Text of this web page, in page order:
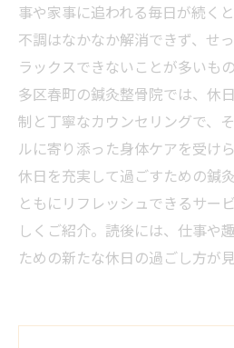
事や家事に追われる毎日が続く
不調はなかなか解消できず、せ
ラックスできないことが多いも
多区春町の鍼灸整骨院では、休
制と丁寧なカウンセリングで、
ルに寄り添った身体ケアを受け
休日を充実して過ごすための鍼
ともにリフレッシュできるサー
しくご紹介。読後には、仕事や
ための新たな休日の過ごし方が見